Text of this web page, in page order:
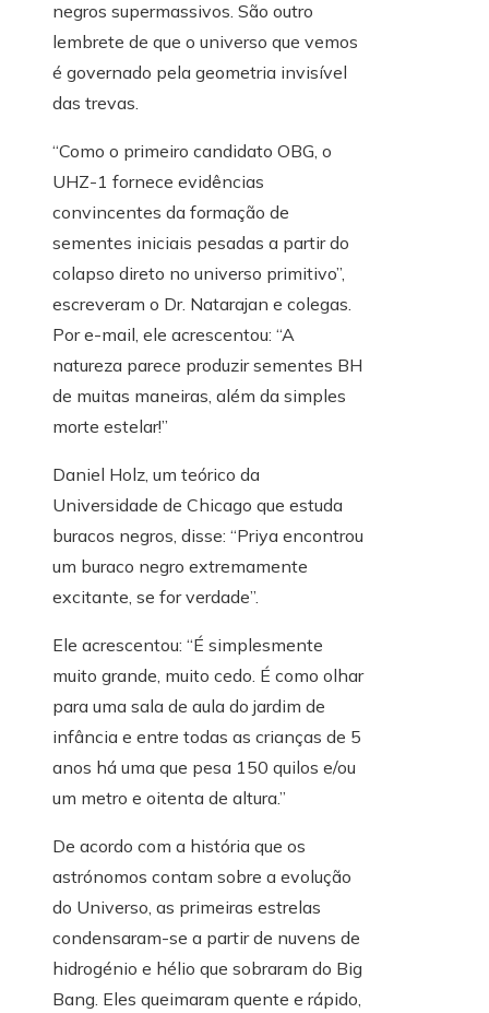
negros supermassivos. São outro
lembrete de que o universo que vemos
é governado pela geometria invisível
das trevas.
“Como o primeiro candidato OBG, o
UHZ-1 fornece evidências
convincentes da formação de
sementes iniciais pesadas a partir do
colapso direto no universo primitivo”,
escreveram o Dr. Natarajan e colegas.
Por e-mail, ele acrescentou: “A
natureza parece produzir sementes BH
de muitas maneiras, além da simples
morte estelar!”
Daniel Holz, um teórico da
Universidade de Chicago que estuda
buracos negros, disse: “Priya encontrou
um buraco negro extremamente
excitante, se for verdade”.
Ele acrescentou: “É simplesmente
muito grande, muito cedo. É como olhar
para uma sala de aula do jardim de
infância e entre todas as crianças de 5
anos há uma que pesa 150 quilos e/ou
um metro e oitenta de altura.”
De acordo com a história que os
astrónomos contam sobre a evolução
do Universo, as primeiras estrelas
condensaram-se a partir de nuvens de
hidrogénio e hélio que sobraram do Big
Bang. Eles queimaram quente e rápido,